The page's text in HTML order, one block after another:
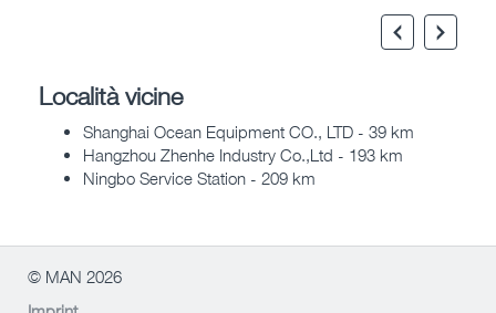
Località vicine
Shanghai Ocean Equipment CO., LTD - 39 km
Hangzhou Zhenhe Industry Co.,Ltd - 193 km
Ningbo Service Station - 209 km
© MAN 2026